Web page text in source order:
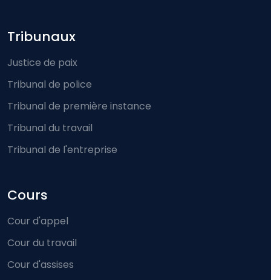
Footer-menu
Tribunaux
Justice de paix
Tribunal de police
Tribunal de première instance
Tribunal du travail
Tribunal de l'entreprise
Cours
Cour d'appel
Cour du travail
Cour d'assises